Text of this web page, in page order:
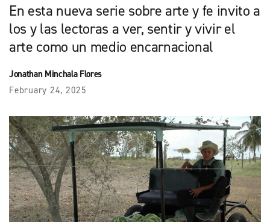
En esta nueva serie sobre arte y fe invito a
los y las lectoras a ver, sentir y vivir el
arte como un medio encarnacional
Jonathan Minchala Flores
February 24, 2025